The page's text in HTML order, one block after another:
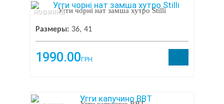
Угги чорні нат замша хутро Stilli
Размеры: 36 41
1990.00ГРН
новинка